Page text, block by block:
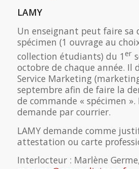
LAMY
Un enseignant peut faire sa
spécimen (1 ouvrage au
collection étudiants) du 1 er
octobre de chaque année. Il
Service Marketing
septembre afin de faire la
de commande « spécimen
demande par courrier.
LAMY demande comme
attestation ou carte
Interlocteur : Marlène Germe,